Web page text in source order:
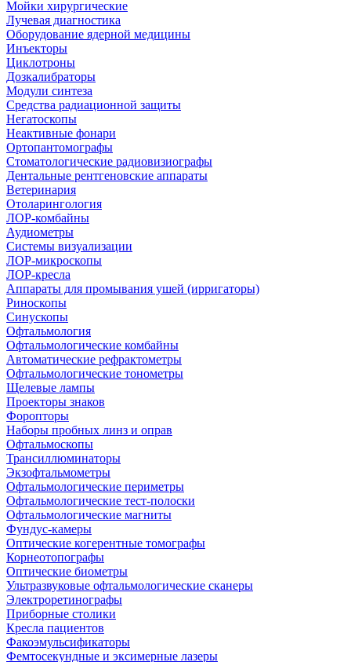
Мойки хирургические
Лучевая диагностика
Оборудование ядерной медицины
Инъекторы
Циклотроны
Дозкалибраторы
Модули синтеза
Средства радиационной защиты
Негатоскопы
Неактивные фонари
Ортопантомографы
Стоматологические радиовизиографы
Дентальные рентгеновские аппараты
Ветеринария
Отоларингология
ЛОР-комбайны
Аудиометры
Системы визуализации
ЛОР-микроскопы
ЛОР-кресла
Аппараты для промывания ушей (ирригаторы)
Риноскопы
Синускопы
Офтальмология
Офтальмологические комбайны
Автоматические рефрактометры
Офтальмологические тонометры
Щелевые лампы
Проекторы знаков
Форопторы
Наборы пробных линз и оправ
Офтальмоскопы
Трансиллюминаторы
Экзофтальмометры
Офтальмологические периметры
Офтальмологические тест-полоски
Офтальмологические магниты
Фундус-камеры
Оптические когерентные томографы
Корнеотопографы
Оптические биометры
Ультразвуковые офтальмологические сканеры
Электроретинографы
Приборные столики
Кресла пациентов
Факоэмульсификаторы
Фемтосекундные и эксимерные лазеры